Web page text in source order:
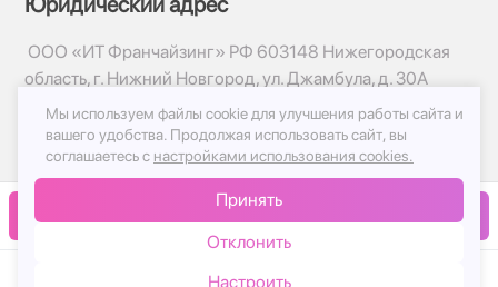
В корзину
ООО «ИТ Франчайзинг» РФ 603148 Нижегородская
область, г. Нижний Новгород, ул. Джамбула, д. 30А
© 2017-2026г, База Цветов 24.ру
Политика конфиденциальности
Публичная оферта
Мы используем файлы cookie для улучшения работы сайта и
вашего удобства. Продолжая использовать сайт, вы
соглашаетесь с настройками использования cookies.
Принять
Отклонить
Настроить